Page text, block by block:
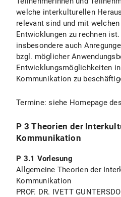
welche interkulturellen
relevant sind und mit
Entwicklungen zu rechnen
insbesondere auch
bzgl. möglicher
Entwicklungsmöglichkeiten
Kommunikation zu
Termine: siehe Homepage
P 3 Theorien der
Kommunikation
P 3.1 Vorlesung
Allgemeine Theorien der
Kommunikation
PROF. DR. IVETT